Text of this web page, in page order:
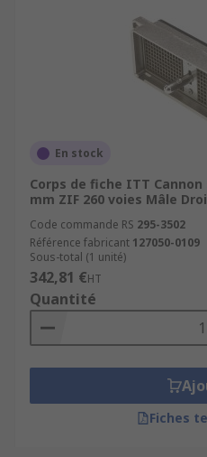
En stock
Corps de fiche ITT Cannon
mm ZIF 260 voies Mâle
Code commande RS 295-3502
Référence fabricant 127050-0109
Sous-total (1 unité)
342,81 €HT
Quantité
Fiches